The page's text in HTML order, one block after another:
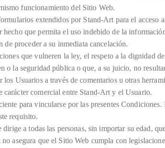
funcionamiento del Sitio Web.
extendidos por Stand-Art para el
que permita el uso indebido de la
proceder a su inmediata cancelación.
que vulneren la ley, el respeto a la dignidad
la seguridad pública o que, a su juicio, no
Usuarios a través de comentarios u otras
carácter comercial entre Stand-Art y el Usuario.
para vincularse por las presentes
requisito.
a todas las personas, sin importar su edad,
asegura que el Sitio Web cumpla con